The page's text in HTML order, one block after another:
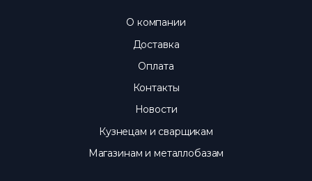
О компании
Доставка
Оплата
Контакты
Новости
Кузнецам и сварщикам
Магазинам и металлобазам